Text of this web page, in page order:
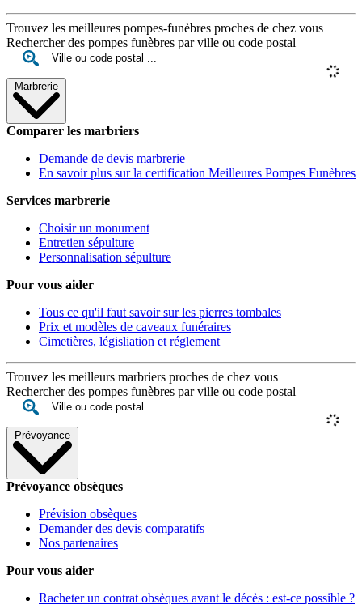
Trouvez les meilleures pompes-funèbres proches de chez vous
Rechercher des pompes funèbres par ville ou code postal
Marbrerie
Comparer les marbriers
Demande de devis marbrerie
En savoir plus sur la certification Meilleures Pompes Funèbres
Services marbrerie
Choisir un monument
Entretien sépulture
Personnalisation sépulture
Pour vous aider
Tous ce qu'il faut savoir sur les pierres tombales
Prix et modèles de caveaux funéraires
Cimetières, législiation et réglement
Trouvez les meilleurs marbriers proches de chez vous
Rechercher des pompes funèbres par ville ou code postal
Prévoyance
Prévoyance obsèques
Prévision obsèques
Demander des devis comparatifs
Nos partenaires
Pour vous aider
Racheter un contrat obsèques avant le décès : est-ce possible ?